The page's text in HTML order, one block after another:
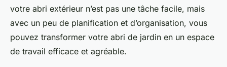
votre abri extérieur n’est pas une tâche facile, mais
avec un peu de planification et d’organisation, vous
pouvez transformer votre abri de jardin en un espace
de travail efficace et agréable.